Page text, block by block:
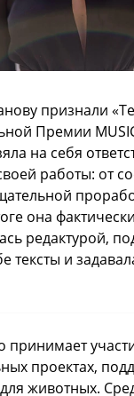
признали
Премии
на себя
работы: от
она
редактурой,
тексты и
принимает
проектах,
животных.